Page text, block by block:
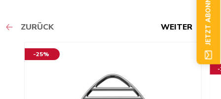
ZURÜCK WEITER
-25%
-